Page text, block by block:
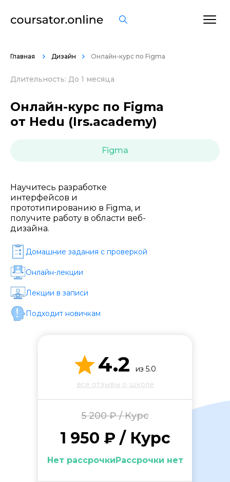
Главная Дизайн Онлайн-курс по Figma
Длительность: До 1 месяца
Онлайн-курс по Figma
от Hedu (Irs.academy)
Figma
Научитесь разработке
интерфейсов и
прототипированию в Figma, и
получите работу в области веб-
дизайна.
Домашние задания c проверкой
Онлайн-лекции
Лекции в записи
Подходит новичкам
4.2
из 5.0
все отзывы о школе
5 200 ₽ / Курс
1 950 ₽ / Курс
Нет рассрочкиРассрочки нет
Стоимость *
Подача материала *